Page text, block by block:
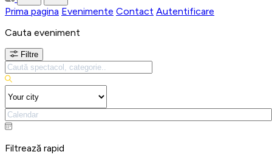
Prima pagina Evenimente Contact Autentificare
Cauta eveniment
Filtre
Filtrează rapid